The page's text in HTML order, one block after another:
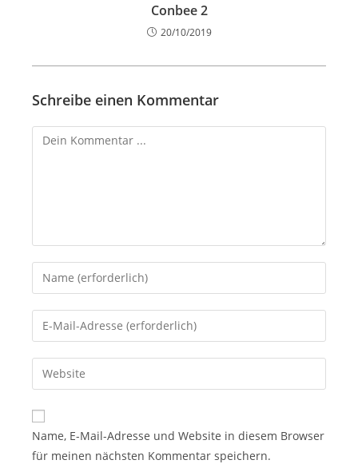
Conbee 2
20/10/2019
Schreibe einen Kommentar
Name, E-Mail-Adresse und Website in diesem Browser
für meinen nächsten Kommentar speichern.